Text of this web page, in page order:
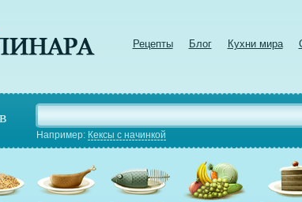
Рецепты Блог Кухни мира
Например: Кексы с начинкой